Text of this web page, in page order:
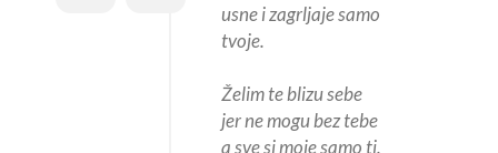
usne i zagrljaje samo
tvoje.
Želim te blizu sebe
jer ne mogu bez tebe
a sve si moje samo ti.